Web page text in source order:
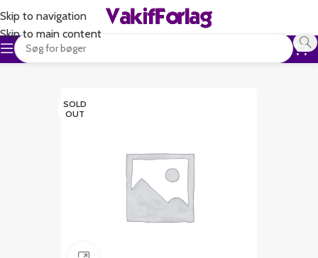
Skip to navigation
Skip to main content
SOLD
OUT